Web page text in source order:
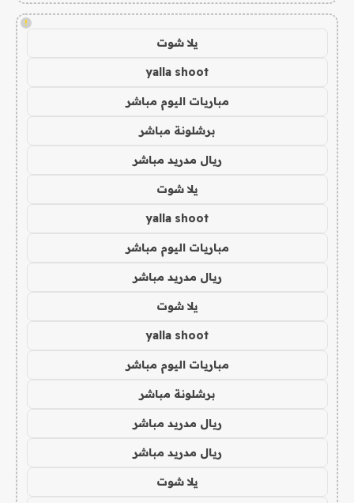
!
يلا شوت
yalla shoot
مباريات اليوم مباشر
برشلونة مباشر
ريال مدريد مباشر
يلا شوت
yalla shoot
مباريات اليوم مباشر
ريال مدريد مباشر
يلا شوت
yalla shoot
مباريات اليوم مباشر
برشلونة مباشر
ريال مدريد مباشر
ريال مدريد مباشر
يلا شوت